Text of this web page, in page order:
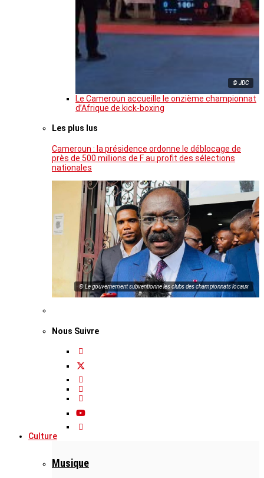
© JDC
Le Cameroun accueille le onzième championnat
d’Afrique de kick-boxing
Les plus lus
Cameroun : la présidence ordonne le déblocage de
près de 500 millions de F au profit des sélections
nationales
© Le gouvernement subventionne les clubs des championnats locaux
Nous Suivre
Culture
Musique